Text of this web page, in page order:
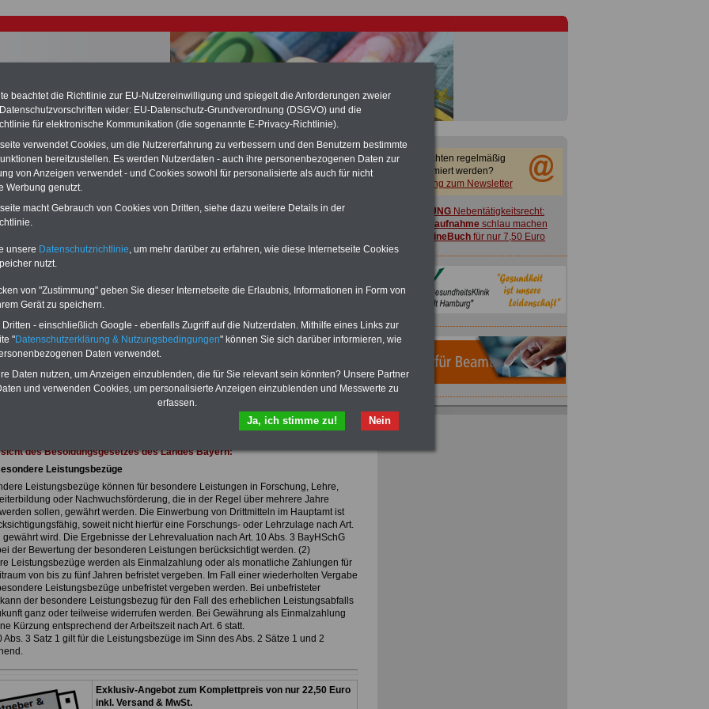
Reha - Recherchieren Sie mit dem "führenden" Klinikverzeichnis
führende Klinikverzeichnis rund um die Beihilfe" gibt ihnen Orientierung
nach der geeigneten Klinik für Ihre nächsten Reha. Sie können auch
von A bis Zsuchen. Beamtinnen und Beamte finden zudem
Angebote nach Gesundheitswochen..
des Landes Bayern: Artikel 71 Besondere
OnlineServicefür 10 Euro
von 12 Monaten bleiben Sie in den
wichtigsten Fragen zum Öffentlichen
Dienst auf dem Laufenden: auch ein
öffentlichen Dienst ist enthalten. Der
OnlineService bietet 10 Bücher und
eBooks zum herunterladen, lesen
und ausdrucken
des Besoldungsgesetzes des Landes Bayern:
Leistungsbezüge
Leistungsbezüge können für besondere Leistungen in Forschung, Lehre,
oder Nachwuchsförderung, die in der Regel über mehrere Jahre
sollen, gewährt werden. Die Einwerbung von Drittmitteln im Hauptamt ist
soweit nicht hierfür eine Forschungs- oder Lehrzulage nach Art.
gewährt wird. Die Ergebnisse der Lehrevaluation nach Art. 10 Abs. 3 BayHSchG
der Bewertung der besonderen Leistungen berücksichtigt werden. (2)
Leistungsbezüge werden als Einmalzahlung oder als monatliche Zahlungen für
von bis zu fünf Jahren befristet vergeben. Im Fall einer wiederholten Vergabe
Leistungsbezüge unbefristet vergeben werden. Bei unbefristeter
der besondere Leistungsbezug für den Fall des erheblichen Leistungsabfalls
ganz oder teilweise widerrufen werden. Bei Gewährung als Einmalzahlung
Kürzung entsprechend der Arbeitszeit nach Art. 6 statt.
Abs. 3 Satz 1 gilt für die Leistungsbezüge im Sinn des Abs. 2 Sätze 1 und 2
Exklusiv-Angebot zum Komplettpreis von nur 22,50 Euro
inkl. Versand & MwSt.
Sie möchten regelmäßig
informiert werden?
Anmeldung zum Newsletter
ACHTUNG Nebentätigkeitsrecht:
vor Jobaufnahmeschlau machen
OnlineBuch für nur 7,50 Euro
beachtet die Richtlinie zur EU-Nutzereinwilligung und spiegelt die Anforderungen zweier
wider: EU-Datenschutz-Grundverordnung (DSGVO) und die
für elektronische Kommunikation (die sogenannte E-Privacy-Richtlinie).
verwendet Cookies, um die Nutzererfahrung zu verbessern und den Benutzern bestimmte
bereitzustellen. Es werden Nutzerdaten - auch ihre personenbezogenen Daten zur
von Anzeigen verwendet - und Cookies sowohl für personalisierte als auch für nicht
Werbung genutzt.
macht Gebrauch von Cookies von Dritten, siehe dazu weitere Details in der
unsere Datenschutzrichtlinie, um mehr darüber zu erfahren, wie diese Internetseite Cookies
nutzt.
von "Zustimmung" geben Sie dieser Internetseite die Erlaubnis, Informationen in Form von
Gerät zu speichern.
- einschließlich Google - ebenfalls Zugriff auf die Nutzerdaten. Mithilfe eines Links zur
"Datenschutzerklärung & Nutzungsbedingungen" können Sie sich darüber informieren, wie
Daten verwendet.
Daten nutzen, um Anzeigen einzublenden, die für Sie relevant sein könnten? Unsere Partner
und verwenden Cookies, um personalisierte Anzeigen einzublenden und Messwerte zu
erfassen.
Nein
Ja, ich stimme zu!